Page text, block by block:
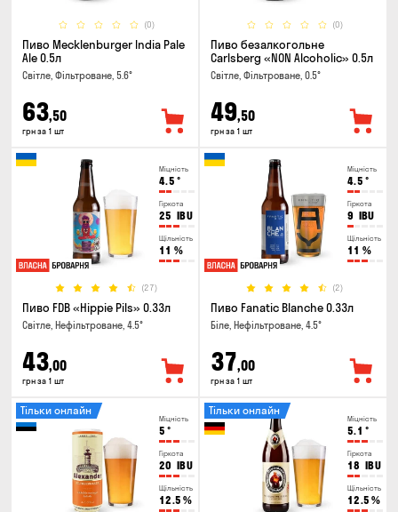
(0)
Пиво Mecklenburger India Pale
Ale 0.5л
Світле, Фільтроване, 5.6°
63,50
грн за 1 шт
(0)
Пиво безалкогольне
Carlsberg «NON Alcoholic» 0.5л
Світле, Фільтроване, 0.5°
49,50
грн за 1 шт
Міцність
4.5 °
Гіркота
25 IBU
Щільність
11 %
(27)
Пиво FDB «Hippie Pils» 0.33л
Світле, Нефільтроване, 4.5°
43,00
грн за 1 шт
Міцність
4.5 °
Гіркота
9 IBU
Щільність
11 %
(2)
Пиво Fanatic Blanche 0.33л
Біле, Нефільтроване, 4.5°
37,00
грн за 1 шт
Міцність
5 °
Гіркота
20 IBU
Щільність
12.5 %
Тільки онлайн
Міцність
5.1 °
Гіркота
18 IBU
Щільність
12.5 %
Тільки онлайн